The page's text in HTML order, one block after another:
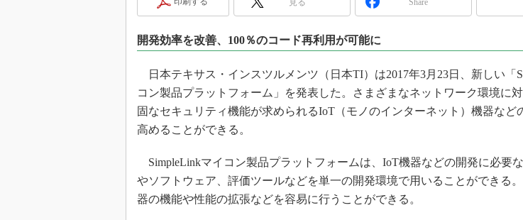
この10年で起こったこと、次の10年
製品分解で探るアジアの新トレンド
光伝送技術を知る
“異端児エンジニア”が仕掛けた社内
改革、執念の180日
「英語に愛されないエンジニア」の
ための新行動論
開発効率を改善、100％のコード再利用が可能に
日本テキサス・インスツルメンツ（日本TI）は2017年3月23日、新しい「
コン製品プラットフォーム」を発表した。さまざまなネットワーク環境に
固なセキュリティ機能が求められるIoT（モノのインターネット）機器など
高めることができる。
SimpleLinkマイコン製品プラットフォームは、IoT機器などの開発に必要
やソフトウェア、評価ツールなどを単一の開発環境で用いることができる
器の機能や性能の拡張などを容易に行うことができる。